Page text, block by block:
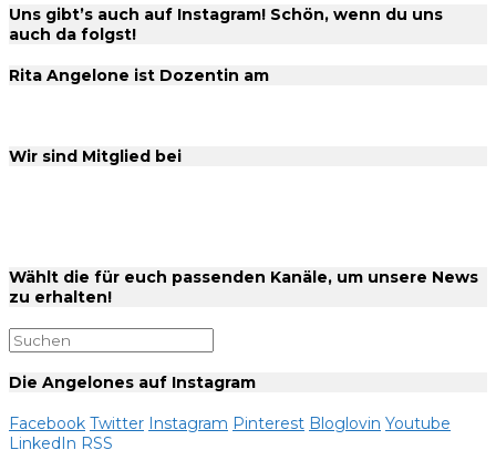
Uns gibt’s auch auf Instagram! Schön, wenn du uns
auch da folgst!
Rita Angelone ist Dozentin am
Wir sind Mitglied bei
Wählt die für euch passenden Kanäle, um unsere News
zu erhalten!
Die Angelones auf Instagram
Facebook Twitter Instagram Pinterest Bloglovin Youtube
LinkedIn RSS